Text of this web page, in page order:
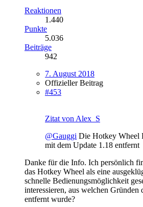
Reaktionen
1.440
Punkte
5.036
Beiträge
942
7. August 2018
Offizieller Beitrag
#453
Zitat von Alex_S
@Gauggi Die Hotkey Wheel
mit dem Update 1.18 entfernt
Danke für die Info. Ich persönlich
das Hotkey Wheel als eine
schnelle Bedienungsmöglichkeit
interessieren, aus welchen Gründen
entfernt wurde?